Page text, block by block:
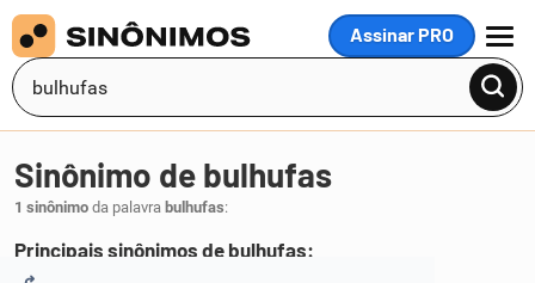
Assinar PRO
MENU
Sinônimo de bulhufas
1 sinônimo da palavra bulhufas:
Principais sinônimos de bulhufas: